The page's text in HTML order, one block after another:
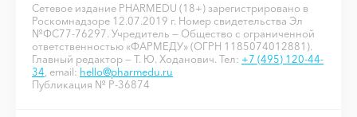
Сетевое издание PHARMEDU (18+) зарегистрировано в
Роскомнадзоре 12.07.2019 г. Номер свидетельства Эл
№ФС77-76297. Учредитель — Общество с ограниченной
ответственностью «ФАРМЕДУ» (ОГРН 1185074012881).
Главный редактор — Т. Ю. Ходанович. Тел: +7 (495) 120-44-
34 , email: hello@pharmedu.ru
Публикация № P-36874